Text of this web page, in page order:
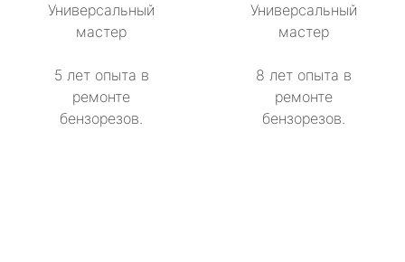
Универсальный
мастер
5 лет опыта в
ремонте
бензорезов.
Универсальный
мастер
8 лет опыта в
ремонте
бензорезов.